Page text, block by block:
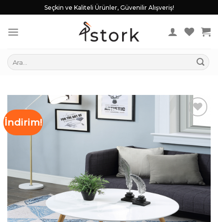
to
content
Seçkin ve Kaliteli Ürünler, Güvenilir Alışveriş!
Ara:
İndirim!
İstek
Listeme
Ekle